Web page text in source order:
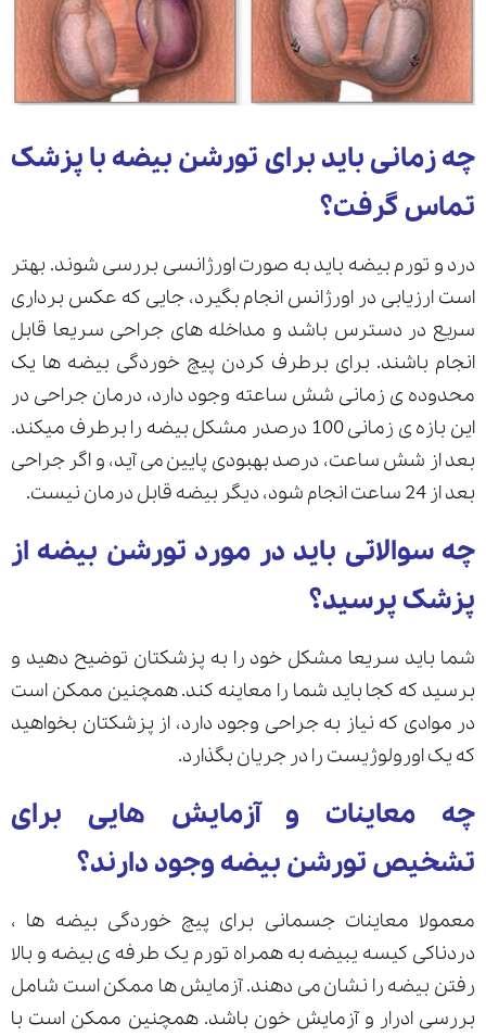
چه زمانی باید برای تورشن بیضه با پزشک
تماس گرفت؟
درد و تورم بیضه باید به صورت اورژانسی بررسی شوند. بهتر
است ارزیابی در اورژانس انجام بگیرد، جایی که عکس برداری
سریع در دسترس باشد و مداخله های جراحی سریعا قابل
انجام باشند. برای برطرف کردن پیچ خوردگی بیضه ها یک
محدوده ی زمانی شش ساعته وجود دارد، درمان جراحی در
این بازه ی زمانی 100 درصدر مشکل بیضه را برطرف میکند.
بعد از شش ساعت، درصد بهبودی پایین می آید، و اگر جراحی
بعد از 24 ساعت انجام شود، دیگر بیضه قابل درمان نیست.
چه سوالاتی باید در مورد تورشن بیضه از
پزشک پرسید؟
شما باید سریعا مشکل خود را به پزشکتان توضیح دهید و
برسید که کجا باید شما را معاینه کند. همچنین ممکن است
در موادی که نیاز به جراحی وجود دارد، از پزشکتان بخواهید
که یک اورولوژیست را در جریان بگذارد.
چه معاینات و آزمایش هایی برای
تشخیص تورشن بیضه وجود دارند؟
معمولا معاینات جسمانی برای پیچ خوردگی بیضه ها ،
دردناکی کیسه یبیضه به همراه تورم یک طرفه ی بیضه و بالا
رفتن بیضه را نشان می دهند. آزمایش ها ممکن است شامل
بررسی ادرار و آزمایش خون باشد. همچنین ممکن است با